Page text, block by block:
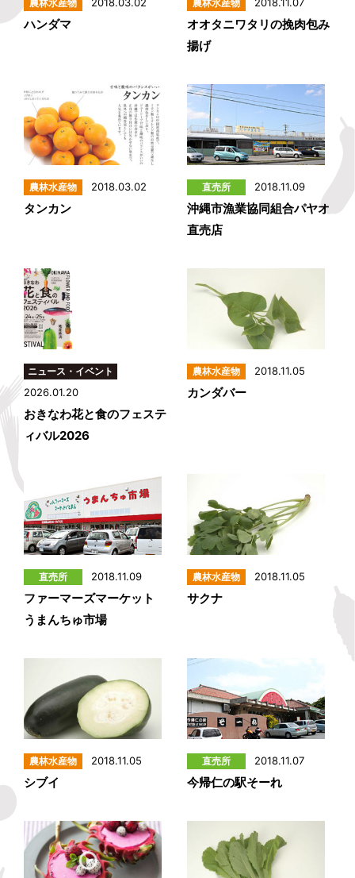
ハンダマ
オオタニワタリの挽肉包み
揚げ
2018.03.02
タンカン
2018.11.09
沖縄市漁業協同組合パヤオ
直売店
2026.01.20
おきなわ花と食のフェステ
ィバル2026
2018.11.05
カンダバー
2018.11.09
ファーマーズマーケット
うまんちゅ市場
2018.11.05
サクナ
2018.11.05
シブイ
2018.11.07
今帰仁の駅そーれ